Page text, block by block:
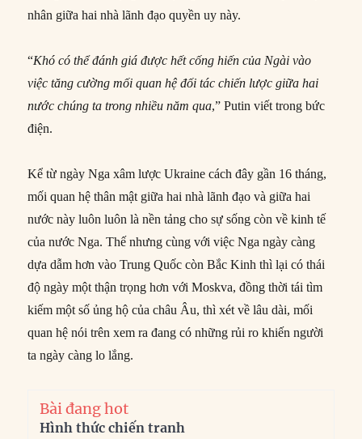
nhân giữa hai nhà lãnh đạo quyền uy này.
“Khó có thể đánh giáđược hếtcống hiếncủa Ngài vào
việc tăng cường mối quan hệ đối tác chiến lược giữa hai
nước chúng tatrong nhiều năm qua,” Putin viết trong bức
điện.
Kể từ ngày Nga xâm lược Ukraine cách đây gần 16 tháng,
mối quan hệ thân mật giữa hai nhà lãnh đạo và giữa hai
nước này luôn luôn là nền tảng cho sự sống còn về kinh tế
của nước Nga. Thế nhưng cùng với việc Nga ngày càng
dựa dẫm hơn vào Trung Quốc còn Bắc Kinh thì lại có thái
độ ngày một thận trọng hơn với Moskva, đồng thời tái tìm
kiếm một số ủng hộ của châu Âu, thì xét về lâu dài, mối
quan hệ nói trên xem ra đang có những rủi ro khiến người
ta ngày càng lo lắng.
Bài đang hot
Hình thức chiến tranh